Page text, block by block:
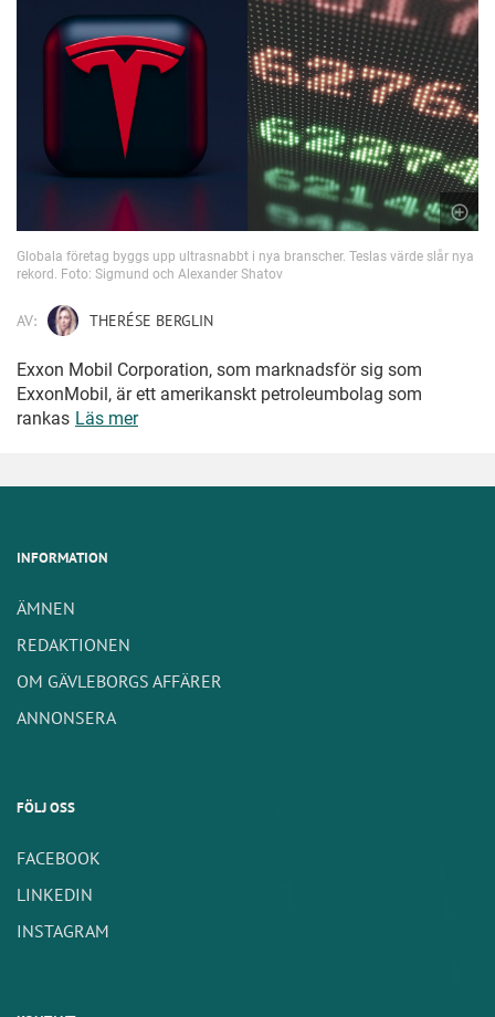
Globala företag byggs upp ultrasnabbt i nya branscher. Teslas värde slår nya
rekord. Foto: Sigmund och Alexander Shatov
AV: THERÉSE BERGLIN
Exxon Mobil Corporation, som marknadsför sig som
ExxonMobil, är ett amerikanskt petroleumbolag som
rankas Läs mer
INFORMATION
ÄMNEN
REDAKTIONEN
OM GÄVLEBORGS AFFÄRER
ANNONSERA
FÖLJ OSS
FACEBOOK
LINKEDIN
INSTAGRAM